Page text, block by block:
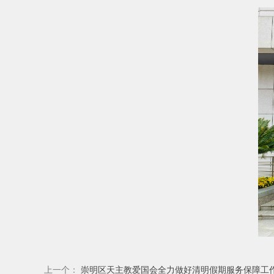
上一个： 崇明区天主教爱国会全力做好清明假期服务保障工